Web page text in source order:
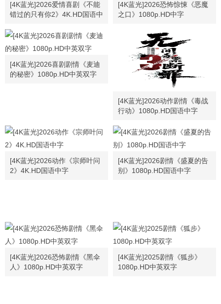
[4K蓝光]2026爱情喜剧《不能
错过的只有你2》4K.HD国语中
[4K蓝光]2026恐怖惊悚《恶魔
之口》1080p.HD中字
[4K蓝光]2026喜剧剧情《麦迪
的秘密》1080p.HD中英双字
[4K蓝光]2026动作剧情《毒战
行动》1080p.HD国语中字
[4K蓝光]2026动作《宗师叶问
2》4K.HD国语中字
[4K蓝光]2026剧情《盛夏的告
别》1080p.HD国语中字
[4K蓝光]2026恐怖剧情《黑伞
人》1080p.HD中英双字
[4K蓝光]2025剧情《狐步》
1080p.HD中英双字